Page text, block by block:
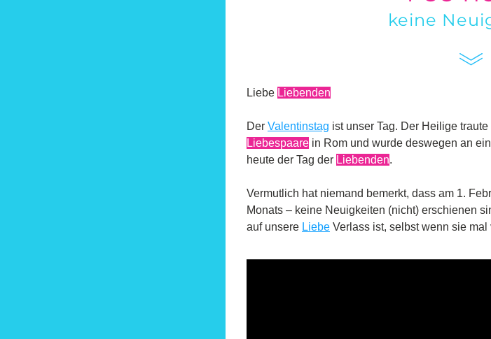
keine
Liebe Liebenden
Der Valentinstag
Liebespaare in Rom und wurde deswegen an
heute der Tag der Liebenden.
Vermutlich hat niemand bemerkt, dass am 1.
Monats – keine Neuigkeiten (nicht) erschienen
auf unsere Liebe Verlass ist, selbst wenn sie mal